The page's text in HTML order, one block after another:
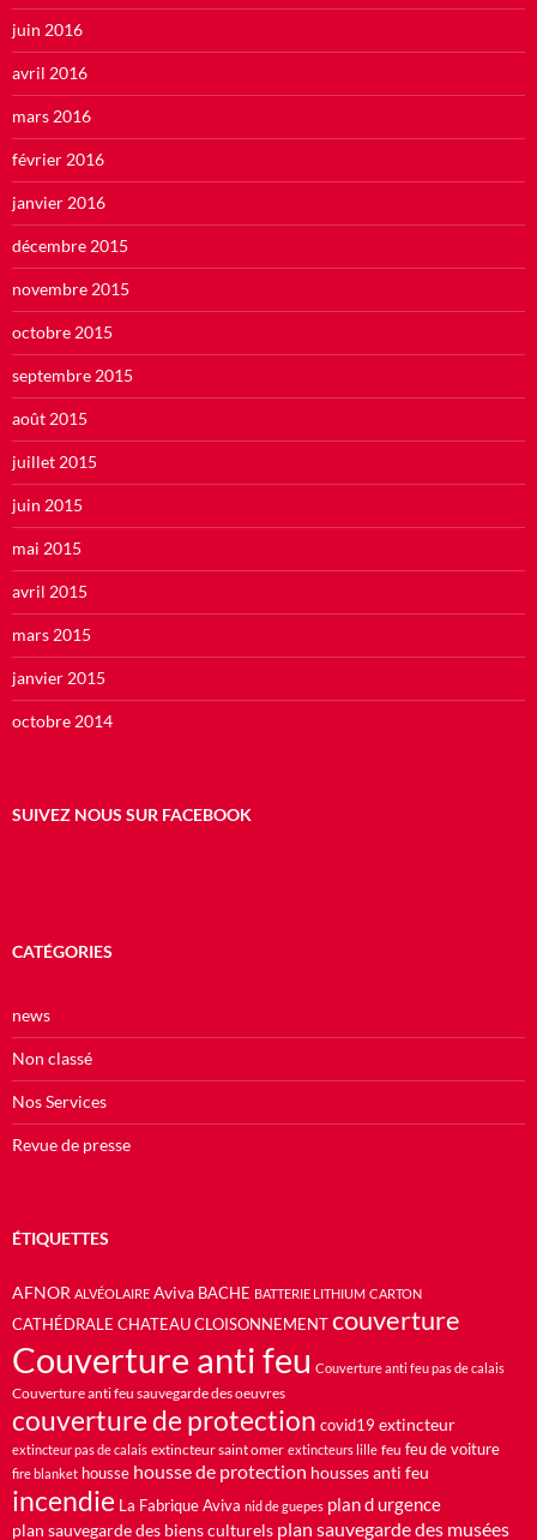
juin 2016
avril 2016
mars 2016
février 2016
janvier 2016
décembre 2015
novembre 2015
octobre 2015
septembre 2015
août 2015
juillet 2015
juin 2015
mai 2015
avril 2015
mars 2015
janvier 2015
octobre 2014
SUIVEZ NOUS SUR FACEBOOK
CATÉGORIES
news
Non classé
Nos Services
Revue de presse
ÉTIQUETTES
AFNOR ALVÉOLAIRE Aviva BACHE BATTERIE LITHIUM CARTON
CATHÉDRALE CHATEAU CLOISONNEMENT couverture
Couverture anti feu Couverture anti feu pas de calais
Couverture anti feu sauvegarde des oeuvres
couverture de protection covid19 extincteur
extincteur pas de calais extincteur saint omer extincteurs lille feu feu de voiture
fire blanket housse housse de protection housses anti feu
incendie La Fabrique Aviva nid de guepes plan d urgence
plan sauvegarde des biens culturels plan sauvegarde des musées